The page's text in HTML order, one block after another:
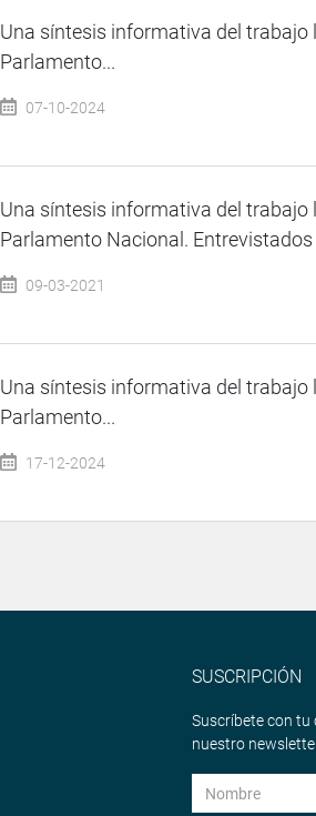
Una síntesis informativa del trabajo
Parlamento...
07-10-2024
Una síntesis informativa del trabajo
Parlamento Nacional.
09-03-2021
Una síntesis informativa del trabajo
Parlamento...
17-12-2024
SUSCRIPCIÓN
Suscríbete con tu
nuestro